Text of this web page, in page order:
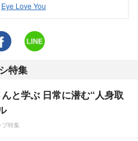
Eye Love You
特集
と学ぶ 日常に潜む“人身取
プ特集